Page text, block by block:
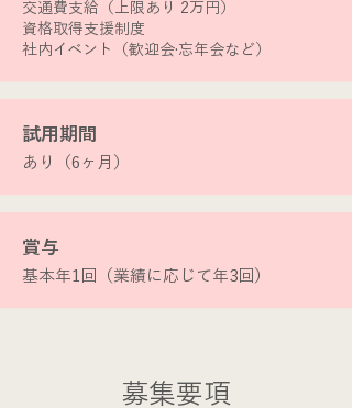
交通費支給（上限あり 2万円）
資格取得支援制度
社内イベント（歓迎会·忘年会など）
​試用期間
あり（6ヶ月）
賞与
基本年1回（業績に応じて年3回）
​募集要項